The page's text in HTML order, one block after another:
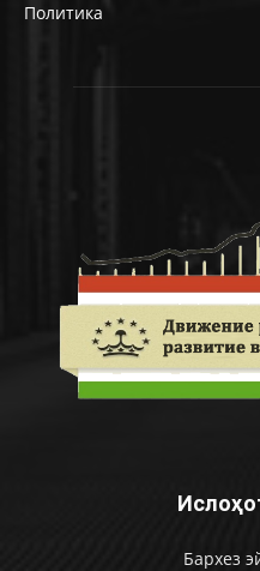
Политика
Бархез